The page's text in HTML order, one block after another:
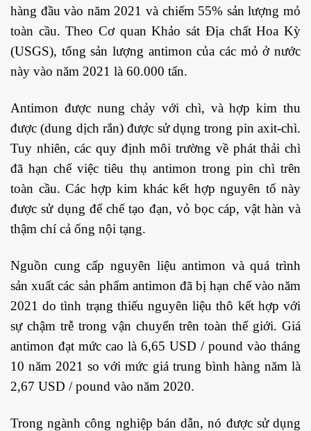
hàng đầu vào năm 2021 và chiếm 55% sản lượng mỏ
toàn cầu. Theo Cơ quan Khảo sát Địa chất Hoa Kỳ
(USGS), tổng sản lượng antimon của các mỏ ở nước
này vào năm 2021 là 60.000 tấn.
Antimon được nung chảy với chì, và hợp kim thu
được (dung dịch rắn) được sử dụng trong pin axit-chì.
Tuy nhiên, các quy định môi trường về phát thải chì
đã hạn chế việc tiêu thụ antimon trong pin chì trên
toàn cầu. Các hợp kim khác kết hợp nguyên tố này
được sử dụng để chế tạo đạn, vỏ bọc cáp, vật hàn và
thậm chí cả ống nội tạng.
Nguồn cung cấp nguyên liệu antimon và quá trình
sản xuất các sản phẩm antimon đã bị hạn chế vào năm
2021 do tình trạng thiếu nguyên liệu thô kết hợp với
sự chậm trễ trong vận chuyển trên toàn thế giới. Giá
antimon đạt mức cao là 6,65 USD / pound vào tháng
10 năm 2021 so với mức giá trung bình hàng năm là
2,67 USD / pound vào năm 2020.
Trong ngành công nghiệp bán dẫn, nó được sử dụng